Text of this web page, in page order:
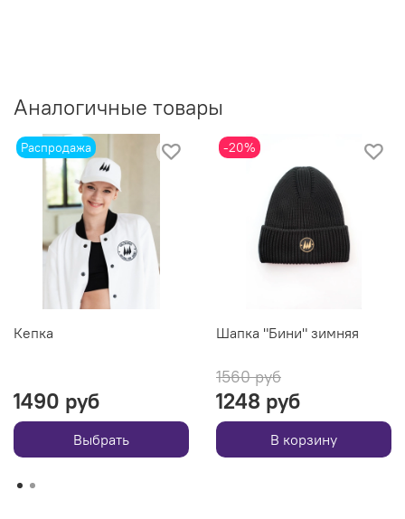
Аналогичные товары
Распродажа
Кепка
1490 руб
Выбрать
-20%
Шапка "Бини" зимняя
1560 руб
1248 руб
В корзину